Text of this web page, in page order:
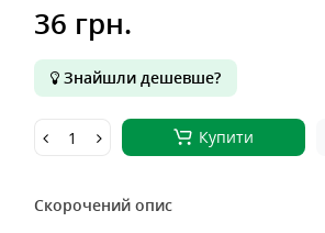
36 грн.
Знайшли дешевше?
Купити
Скорочений опис